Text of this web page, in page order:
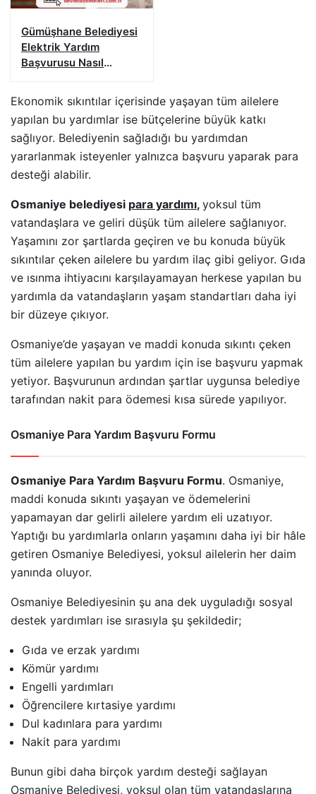
Gümüşhane Belediyesi
Elektrik Yardım
Başvurusu Nasıl
Ekonomik sıkıntılar içerisinde yaşayan tüm ailelere
yapılan bu yardımlar ise bütçelerine büyük katkı
sağlıyor. Belediyenin sağladığı bu yardımdan
yararlanmak isteyenler yalnızca başvuru yaparak para
desteği alabilir.
Osmaniye belediyesi para yardımı, yoksul tüm
vatandaşlara ve geliri düşük tüm ailelere sağlanıyor.
Yaşamını zor şartlarda geçiren ve bu konuda büyük
sıkıntılar çeken ailelere bu yardım ilaç gibi geliyor. Gıda
ve ısınma ihtiyacını karşılayamayan herkese yapılan bu
yardımla da vatandaşların yaşam standartları daha iyi
bir düzeye çıkıyor.
Osmaniye’de yaşayan ve maddi konuda sıkıntı çeken
tüm ailelere yapılan bu yardım için ise başvuru yapmak
yetiyor. Başvurunun ardından şartlar uygunsa belediye
tarafından nakit para ödemesi kısa sürede yapılıyor.
Osmaniye Para Yardım Başvuru Formu
Osmaniye Para Yardım Başvuru Formu. Osmaniye,
maddi konuda sıkıntı yaşayan ve ödemelerini
yapamayan dar gelirli ailelere yardım eli uzatıyor.
Yaptığı bu yardımlarla onların yaşamını daha iyi bir hâle
getiren Osmaniye Belediyesi, yoksul ailelerin her daim
yanında oluyor.
Osmaniye Belediyesinin şu ana dek uyguladığı sosyal
destek yardımları ise sırasıyla şu şekildedir;
Gıda ve erzak yardımı
Kömür yardımı
Engelli yardımları
Öğrencilere kırtasiye yardımı
Dul kadınlara para yardımı
Nakit para yardımı
Bunun gibi daha birçok yardım desteği sağlayan
Osmaniye Belediyesi, yoksul olan tüm vatandaşlarına